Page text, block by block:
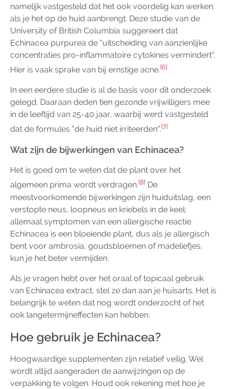
namelijk vastgesteld dat het ook voordelig kan werken
als je het op de huid aanbrengt. Deze studie van de
University of British Columbia suggereert dat
Echinacea purpurea de "uitscheiding van aanzienlijke
concentraties pro-inflammatoire cytokines vermindert".
Hier is vaak sprake van bij ernstige acne.[6]
In een eerdere studie is al de basis voor dit onderzoek
gelegd. Daaraan deden tien gezonde vrijwilligers mee
in de leeftijd van 25-40 jaar, waarbij werd vastgesteld
dat de formules "de huid niet irriteerden".[7]
Wat zijn de bijwerkingen van Echinacea?
Het is goed om te weten dat de plant over het
algemeen prima wordt verdragen.[8] De
meestvoorkomende bijwerkingen zijn huiduitslag, een
verstopte neus, loopneus en kriebels in de keel:
allemaal symptomen van een allergische reactie.
Echinacea is een bloeiende plant, dus als je allergisch
bent voor ambrosia, goudsbloemen of madeliefjes,
kun je het beter vermijden.
Als je vragen hebt over het oraal of topicaal gebruik
van Echinacea extract, stel ze dan aan je huisarts. Het is
belangrijk te weten dat nog wordt onderzocht of het
ook langetermijneffecten kan hebben.
Hoe gebruik je Echinacea?
Hoogwaardige supplementen zijn relatief veilig. Wel
wordt altijd aangeraden de aanwijzingen op de
verpakking te volgen. Houd ook rekening met hoe je